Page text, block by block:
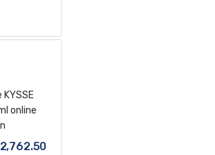
2,762.50